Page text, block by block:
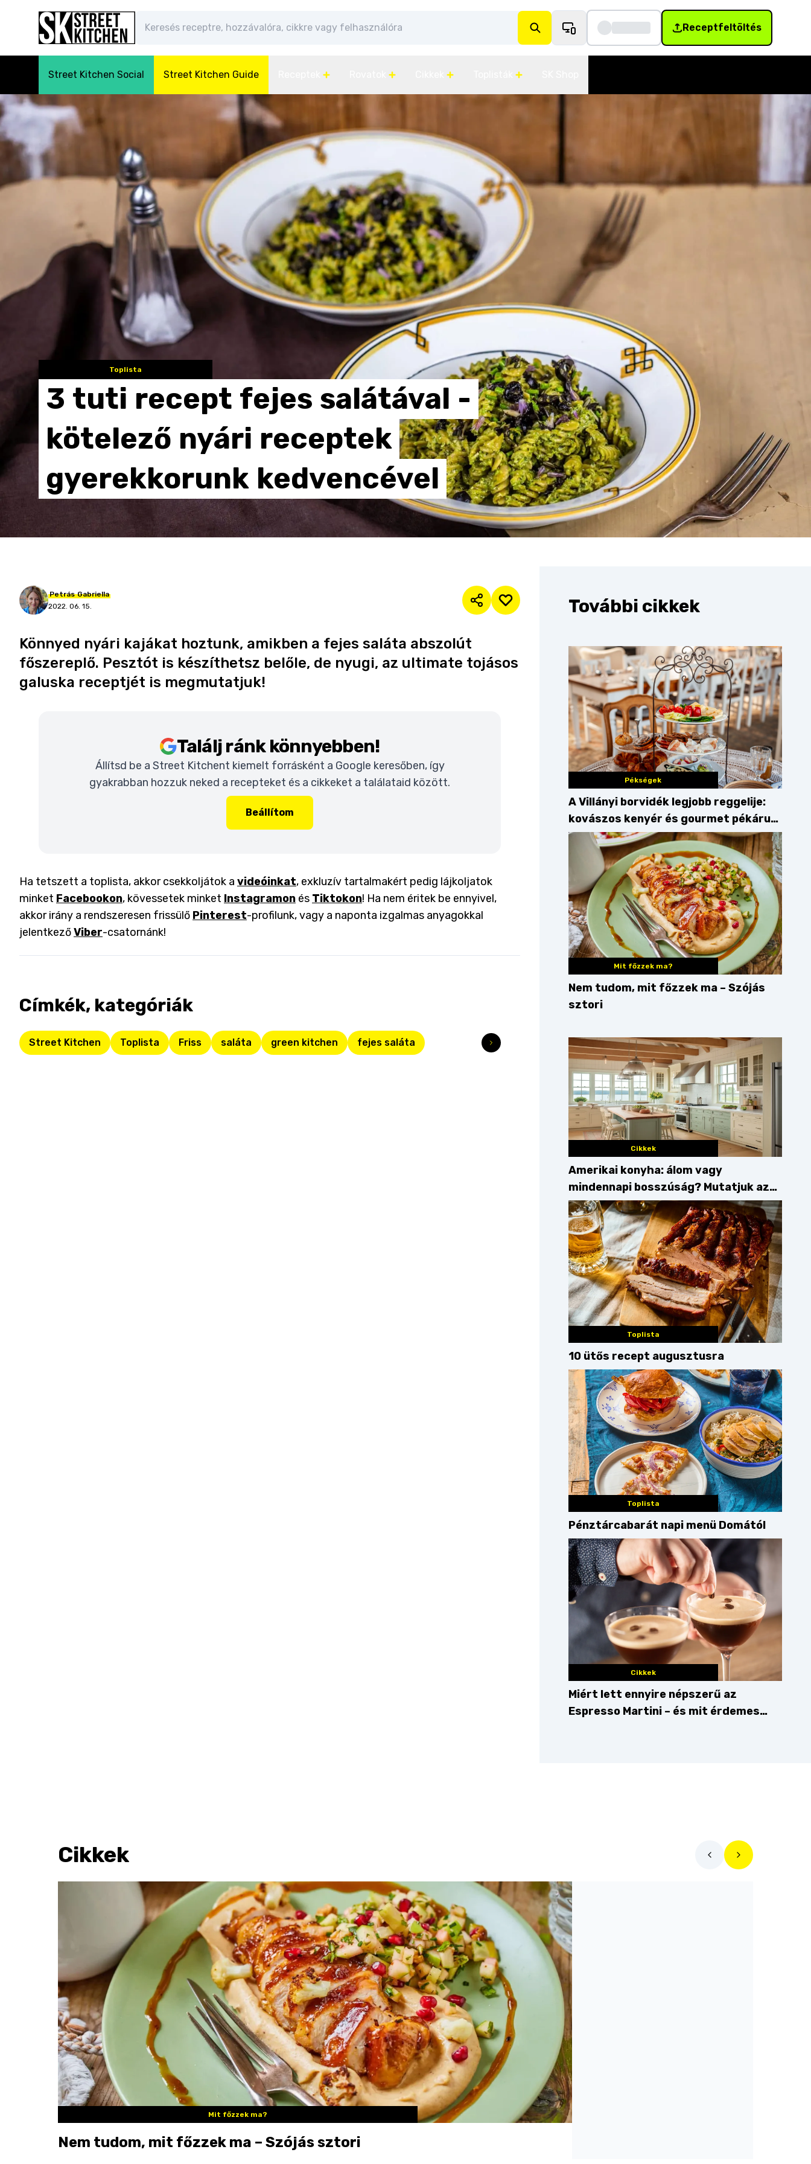
Receptfeltöltés
Street Kitchen Social Street Kitchen Guide
Toplista
3 tuti recept fejes salátával -
kötelező nyári receptek
gyerekkorunk kedvencével
Petrás Gabriella
2022. 06. 15.
Könnyed nyári kajákat hoztunk, amikben a fejes saláta abszolút
főszereplő. Pesztót is készíthetsz belőle, de nyugi, az ultimate tojásos
galuska receptjét is megmutatjuk!
Találj ránk könnyebben!
Állítsd be a Street Kitchent kiemelt forrásként a Google keresőben, így
gyakrabban hozzuk neked a recepteket és a cikkeket a találataid között.
Beállítom
Ha tetszett a toplista, akkor csekkoljátok a videóinkat, exkluzív tartalmakért pedig lájkoljatok
minket Facebookon, kövessetek minket Instagramon és Tiktokon! Ha nem éritek be ennyivel,
akkor irány a rendszeresen frissülő Pinterest-profilunk, vagy a naponta izgalmas anyagokkal
jelentkezőViber-csatornánk!
Címkék, kategóriák
Street Kitchen Toplista Friss saláta green kitchen fejes saláta
További cikkek
Pékségek
A Villányi borvidék legjobb reggelije:
kovászos kenyér és gourmet pékáruk
Palkonyán
Mit főzzek ma?
Nem tudom, mit főzzek ma – Szójás
sztori
Cikkek
Amerikai konyha: álom vagy
mindennapi bosszúság? Mutatjuk az
érveket
Toplista
10 ütős recept augusztusra
Toplista
Pénztárcabarát napi menü Domától
Cikkek
Miért lett ennyire népszerű az
Espresso Martini – és mit érdemes
Cikkek
Mit főzzek ma?
Nem tudom, mit főzzek ma – Szójás sztori